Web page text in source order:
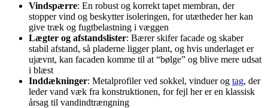
Vindspærre: En robust og korrekt tapet membran, der
stopper vind og beskytter isoleringen, for utætheder her kan
give træk og fugtbelastning i væggen
Lægter og afstandslister: Bærer skifer facade og skaber
stabil afstand, så pladerne ligger plant, og hvis underlaget er
ujævnt, kan facaden komme til at “bølge” og blive mere udsat
i blæst
Inddækninger: Metalprofiler ved sokkel, vinduer og tag, der
leder vand væk fra konstruktionen, for fejl her er en klassisk
årsag til vandindtrængning